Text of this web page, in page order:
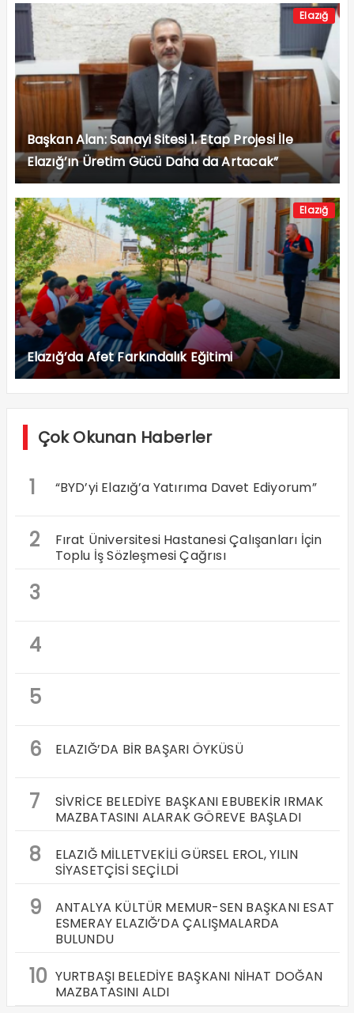
Elazığ
Başkan Alan: Sanayi Sitesi 1. Etap Projesi İle
Elazığ’ın Üretim Gücü Daha da Artacak”
Elazığ
Elazığ’da Afet Farkındalık Eğitimi
Çok Okunan Haberler
1 “BYD’yi Elazığ’a Yatırıma Davet Ediyorum”
2
Fırat Üniversitesi Hastanesi Çalışanları İçin
Toplu İş Sözleşmesi Çağrısı
3
4
5
6
ELAZIĞ’DA BİR BAŞARI ÖYKÜSÜ
7
SİVRİCE BELEDİYE BAŞKANI EBUBEKİR IRMAK
MAZBATASINI ALARAK GÖREVE BAŞLADI
8
ELAZIĞ MİLLETVEKİLİ GÜRSEL EROL, YILIN
SİYASETÇİSİ SEÇİLDİ
9
ANTALYA KÜLTÜR MEMUR-SEN BAŞKANI ESAT
ESMERAY ELAZIĞ’DA ÇALIŞMALARDA
BULUNDU
10 YURTBAŞI BELEDİYE BAŞKANI NİHAT DOĞAN
MAZBATASINI ALDI